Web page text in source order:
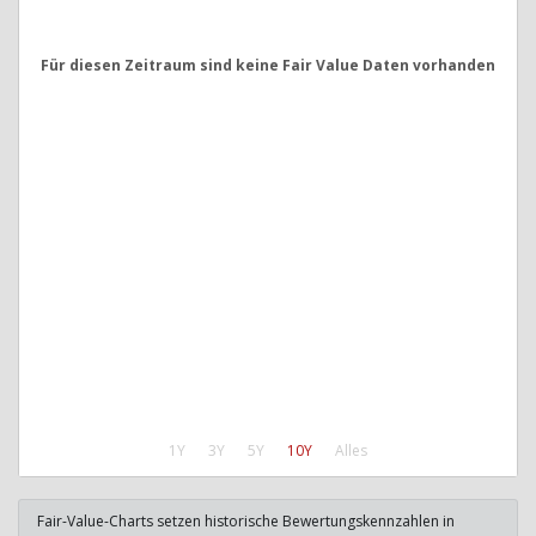
1Y 3Y 5Y 10Y Alles
Für diesen Zeitraum sind keine Fair Value Daten vorhanden
Fair-Value-Charts setzen historische Bewertungskennzahlen in